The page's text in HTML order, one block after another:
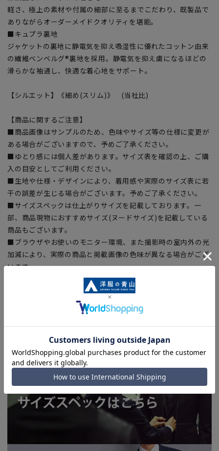
軽さ、極上の素材や付属の細部に至るまでこだわり、既製品で
ありながらオーダーメイドクオリティを堪能。
■キュプラ裏地
ジャケットの裏地に静電気を抑え吸湿性に優れたコットン由来
の繊維ベンベルグ®裏地を採用。静電気を抑え虜になるほどの
滑らかな袖通し、快適な着心地をサポート。
【シルエット】《細め(スリム)》 (当社比)
【商品に関するご注意】
■商品画像はサンプルのため、色味やサイズ等の仕様に変更が
ある場合がございますので、予めご了承ください。
■ゆとり感には個人差があります。サイズ表を確認の上、ご購
入の目安としてご利用ください。
■生地や仕様・デザインにより、着用感や実際のサイズ表に若
干の誤差が生じる場合がございます。予めご了承ください。
■サイズスペックは仕上がりサイズを記載しております。一
部、商品現物におすすめサイズ(ヌードサイズ)を記載している
商品もございます。
■ブラウザやお使いのモニター環境、また撮影時の室内外の光
加減により、実際の商品と掲載画像の色味が異なる場合がござ
います。
■店舗や各モールサイトと商品在庫を共有しております関係
上、ご注文いただいたタイミングにより欠品が発生し、ご注文
を完了できない場合がございます。予めご了承ください。
■お急ぎ発送のご注文につきましても、ご注文のタイミングに
よってはお急ぎ発送サービスを選択できない場合がございま